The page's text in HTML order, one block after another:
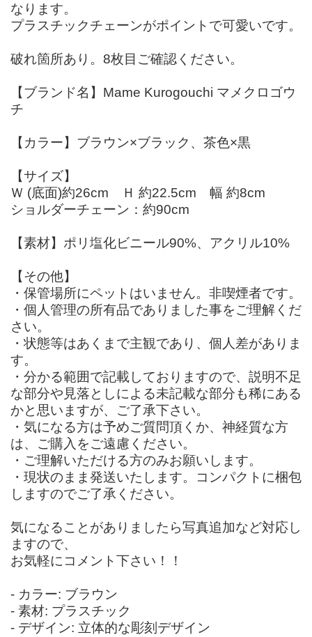
なります。
プラスチックチェーンがポイントで可愛いです。
破れ箇所あり。8枚目ご確認ください。
【ブランド名】Mame Kurogouchi マメクロゴウ
チ
【カラー】ブラウン×ブラック、茶色×黒
【サイズ】
Ｗ (底面)約26cm Ｈ 約22.5cm 幅 約8cm
ショルダーチェーン：約90cm
【素材】ポリ塩化ビニール90%、アクリル10%
【その他】
・保管場所にペットはいません。非喫煙者です。
・個人管理の所有品でありました事をご理解くだ
さい。
・状態等はあくまで主観であり、個人差がありま
す。
・分かる範囲で記載しておりますので、説明不足
な部分や見落としによる未記載な部分も稀にある
かと思いますが、ご了承下さい。
・気になる方は予めご質問頂くか、神経質な方
は、ご購入をご遠慮ください。
・ご理解いただける方のみお願いします。
・現状のまま発送いたします。コンパクトに梱包
しますのでご了承ください。
気になることがありましたら写真追加など対応し
ますので、
お気軽にコメント下さい！！
- カラー: ブラウン
- 素材: プラスチック
- デザイン: 立体的な彫刻デザイン